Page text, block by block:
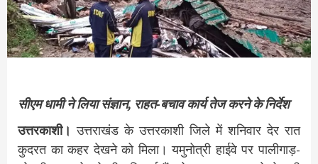
सीएम धामी ने लिया संज्ञान, राहत-बचाव कार्य तेज करने के निर्देश
उत्तरकाशी। उत्तराखंड के उत्तरकाशी जिले में शनिवार देर रात
कुदरत का कहर देखने को मिला। यमुनोत्री हाईवे पर पालीगाड़-